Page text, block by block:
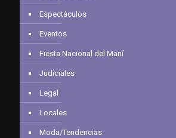
Espectáculos
Eventos
Fiesta Nacional del Maní
Judiciales
Legal
Locales
Moda/Tendencias